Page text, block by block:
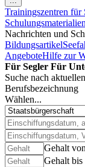
Trainingszentren für
Schulungsmaterialien
Nachrichten und
Bildungsartikel
AngeboteHilfe zur
Für Segler Für
Suche nach
Berufsbezeichnung
Wählen...
Gehalt von
Gehalt bis